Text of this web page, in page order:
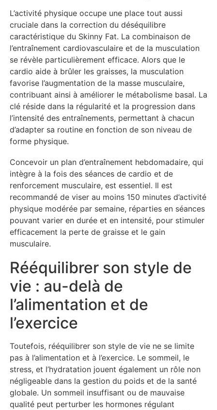
L’activité physique occupe une place tout aussi
cruciale dans la correction du déséquilibre
caractéristique du Skinny Fat. La combinaison de
l’entraînement cardiovasculaire et de la musculation
se révèle particulièrement efficace. Alors que le
cardio aide à brûler les graisses, la musculation
favorise l’augmentation de la masse musculaire,
contribuant ainsi à améliorer le métabolisme basal. La
clé réside dans la régularité et la progression dans
l’intensité des entraînements, permettant à chacun
d’adapter sa routine en fonction de son niveau de
forme physique.
Concevoir un plan d’entraînement hebdomadaire, qui
intègre à la fois des séances de cardio et de
renforcement musculaire, est essentiel. Il est
recommandé de viser au moins 150 minutes d’activité
physique modérée par semaine, réparties en séances
pouvant varier en durée et en intensité, pour stimuler
efficacement la perte de graisse et le gain
musculaire.
Rééquilibrer son style de
vie : au-delà de
l’alimentation et de
l’exercice
Toutefois, rééquilibrer son style de vie ne se limite
pas à l’alimentation et à l’exercice. Le sommeil, le
stress, et l’hydratation jouent également un rôle non
négligeable dans la gestion du poids et de la santé
globale. Un sommeil insuffisant ou de mauvaise
qualité peut perturber les hormones régulant